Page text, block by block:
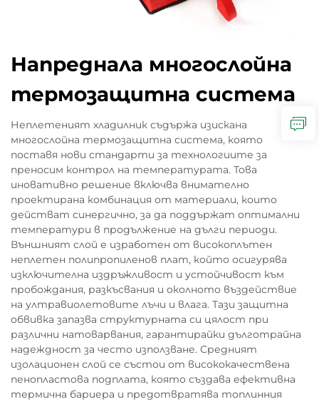
Напреднала многослойна
термозащитна система
Неплетеният хладилник съдържа изискана
многослойна термозащитна система, която
поставя нови стандарти за технологиите за
преносим контрол на температурата. Това
иновативно решение включва внимателно
проектирана комбинация от материали, които
действат синергично, за да поддържат оптимални
температури в продължение на дълги периоди.
Външният слой е изработен от високоплътен
неплетен полипропиленов плат, който осигурява
изключителна издръжливост и устойчивост към
пробождания, разкъсвания и околното въздействие
на ултравиолетовите лъчи и влага. Тази защитна
обвивка запазва структурната си цялост при
различни натоварвания, гарантирайки дълготрайна
надеждност за често използване. Средният
изолационен слой се състои от висококачествена
пенопластова подплата, която създава ефективна
термична бариера и предотвратява топлинния